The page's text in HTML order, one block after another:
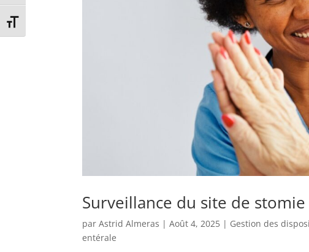
Changer la taille de la police
Surveillance du site de
parAstrid Almeras |Août 4, 2025 | Gestion des
entérale